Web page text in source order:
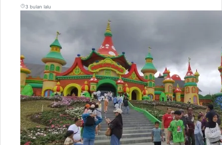
3 bulan lalu